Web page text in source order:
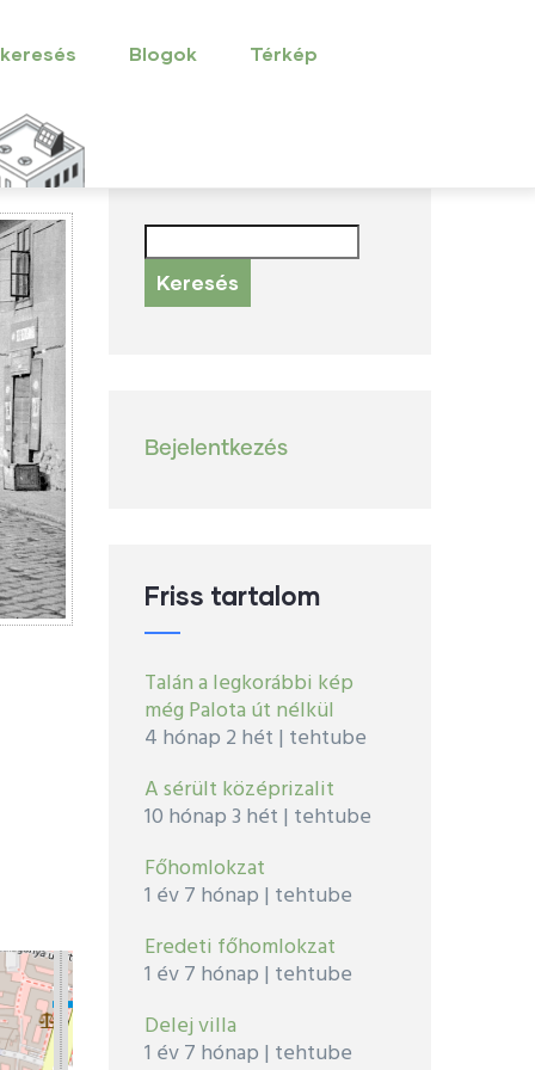
Blogok Térkép
User
account
Bejelentkezés
Friss tartalom
Talán a legkorábbi kép
még Palota út nélkül
4 hónap 2 hét | tehtube
A sérült középrizalit
10 hónap 3 hét | tehtube
Főhomlokzat
1 év 7 hónap | tehtube
Eredeti főhomlokzat
1 év 7 hónap | tehtube
Delej villa
1 év 7 hónap | tehtube